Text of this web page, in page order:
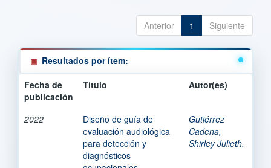
Anterior 1 Siguiente
Resultados por ítem:
Fecha de
publicación
Título Autor(es)
2022
Diseño de guía de
evaluación audiológica
para detección y
diagnósticos
Gutiérrez
Cadena,
Shirley Julieth.